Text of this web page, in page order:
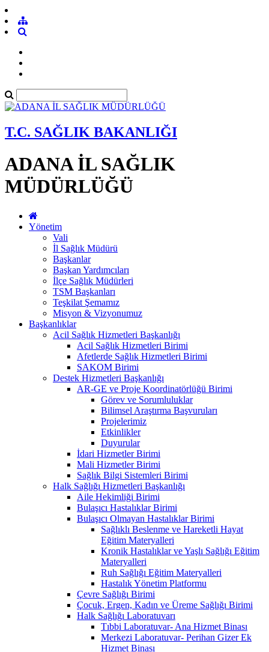
T.C. SAĞLIK BAKANLIĞI
ADANA İL SAĞLIK
MÜDÜRLÜĞÜ
Yönetim
Vali
İl Sağlık Müdürü
Başkanlar
Başkan Yardımcıları
İlçe Sağlık Müdürleri
TSM Başkanları
Teşkilat Şemamız
Misyon & Vizyonumuz
Başkanlıklar
Acil Sağlık Hizmetleri Başkanlığı
Acil Sağlık Hizmetleri Birimi
Afetlerde Sağlık Hizmetleri Birimi
SAKOM Birimi
Destek Hizmetleri Başkanlığı
AR-GE ve Proje Koordinatörlüğü Birimi
Görev ve Sorumluluklar
Bilimsel Araştırma Başvuruları
Projelerimiz
Etkinlikler
Duyurular
İdari Hizmetler Birimi
Mali Hizmetler Birimi
Sağlık Bilgi Sistemleri Birimi
Halk Sağlığı Hizmetleri Başkanlığı
Aile Hekimliği Birimi
Bulaşıcı Hastalıklar Birimi
Bulaşıcı Olmayan Hastalıklar Birimi
Sağlıklı Beslenme ve Hareketli Hayat
Eğitim Materyalleri
Kronik Hastalıklar ve Yaşlı Sağlığı Eğitim
Materyalleri
Ruh Sağlığı Eğitim Materyalleri
Hastalık Yönetim Platformu
Çevre Sağlığı Birimi
Çocuk, Ergen, Kadın ve Üreme Sağlığı Birimi
Halk Sağlığı Laboratuvarı
Tıbbi Laboratuvar- Ana Hizmet Binası
Merkezi Laboratuvar- Perihan Gizer Ek
Hizmet Binası